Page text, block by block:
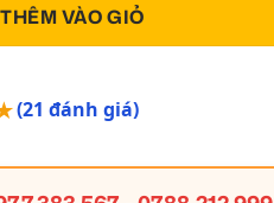
THÊM VÀO GIỎ
(21 đánh giá)